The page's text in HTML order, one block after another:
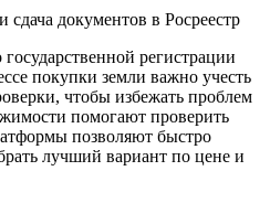
сдача документов в Росреестр
регистрации
покупки земли важно учесть
чтобы избежать проблем
помогают проверить
позволяют быстро
лучший вариант по цене и